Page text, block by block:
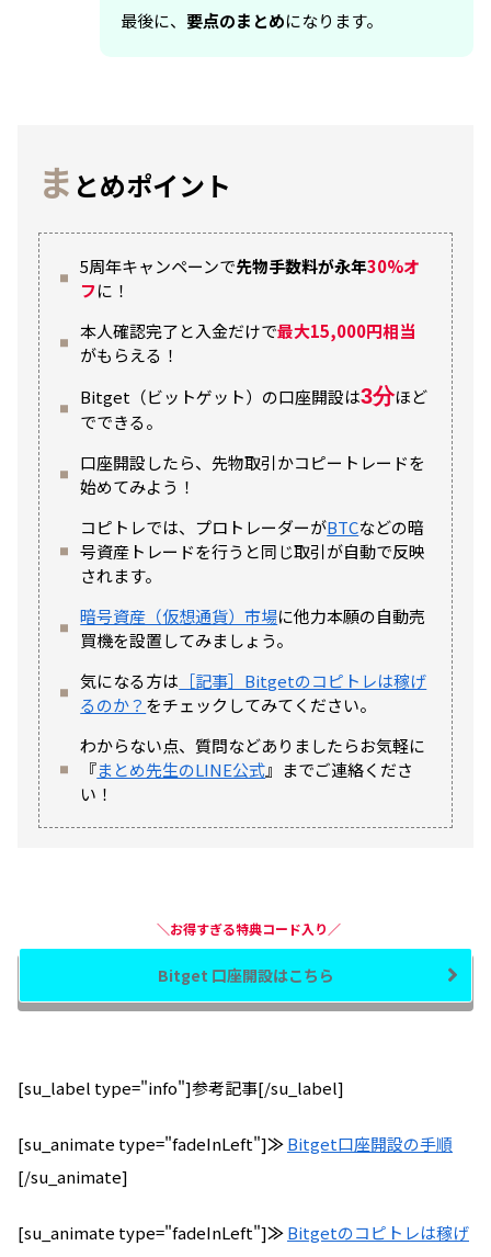
最後に、 要点のまとめになります。
ま とめポイント
5周年キャンペーンで先物手数料が永年30%オ
フに！
本人確認完了と入金だけで最大15,000円相当
がもらえる！
Bitget（ビットゲット）の口座開設は3分ほど
でできる。
口座開設したら、先物取引かコピートレードを
始めてみよう！
コピトレでは、プロトレーダーがBTCなどの暗
号資産トレードを行うと同じ取引が自動で反映
されます。
暗号資産（仮想通貨）市場に他力本願の自動売
買機を設置してみましょう。
気になる方は ［記事］Bitgetのコピトレは稼げ
るのか？ をチェックしてみてください。
わからない点、質問などありましたらお気軽に
『まとめ先生のLINE公式』までご連絡くださ
い！
＼お得すぎる特典コード入り／
Bitget 口座開設はこちら
[su_label type="info"]参考記事[/su_label]
[su_animate type="fadeInLeft"]≫Bitget口座開設の手順
[/su_animate]
[su_animate type="fadeInLeft"]≫Bitgetのコピトレは稼げ